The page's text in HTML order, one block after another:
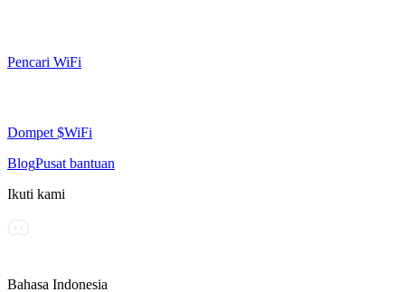
Pencari WiFi
Dompet $WiFi
BlogPusat bantuan
Ikuti kami
Bahasa Indonesia